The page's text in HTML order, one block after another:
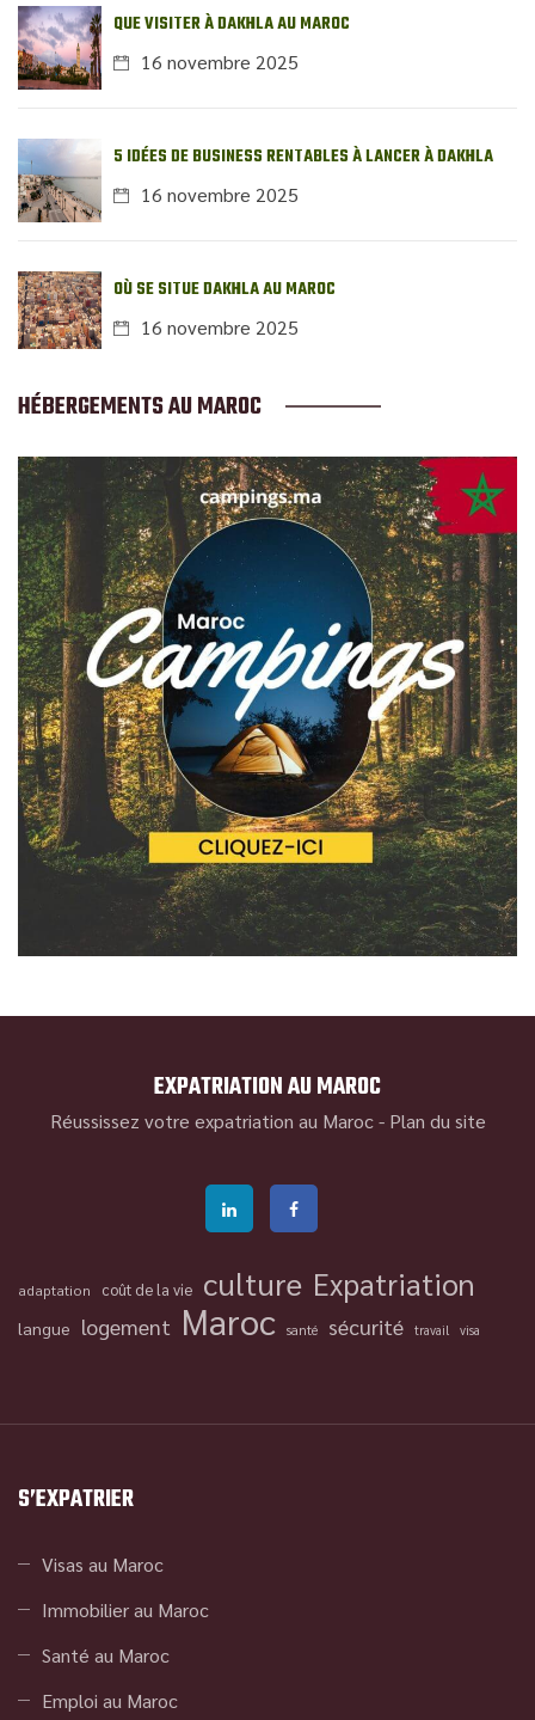
QUE VISITER À DAKHLA AU MAROC
16 novembre 2025
5 IDÉES DE BUSINESS RENTABLES À LANCER À DAKHLA
16 novembre 2025
OÙ SE SITUE DAKHLA AU MAROC
16 novembre 2025
HÉBERGEMENTS AU MAROC
EXPATRIATION AU MAROC
Réussissez votre expatriation au Maroc - Plan du site
adaptation coût de la vie culture Expatriation
langue logement Maroc santé sécurité travail visa
S’EXPATRIER
Visas au Maroc
Immobilier au Maroc
Santé au Maroc
Emploi au Maroc